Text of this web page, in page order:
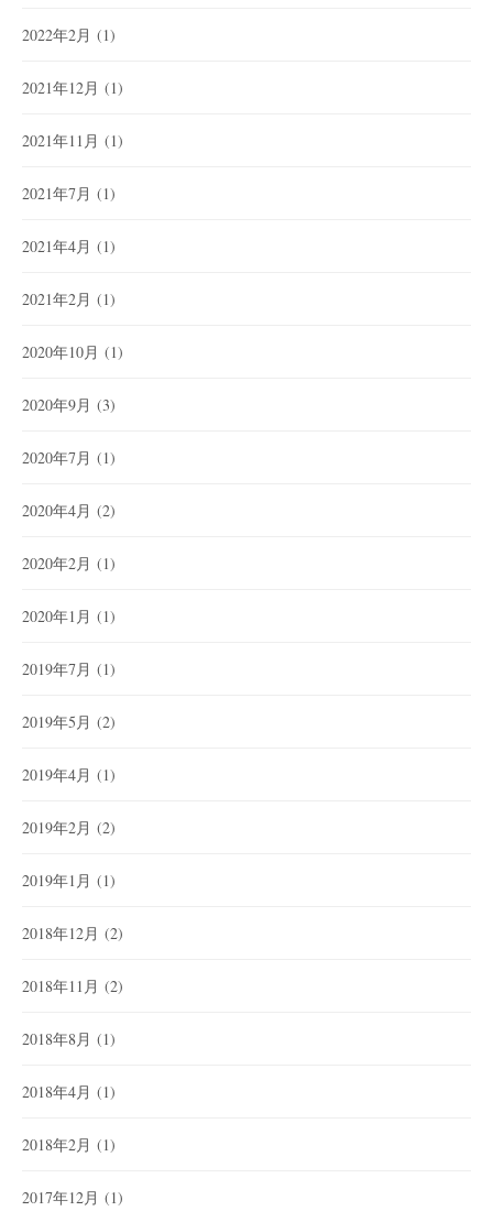
2022年2月 (1)
2021年12月 (1)
2021年11月 (1)
2021年7月 (1)
2021年4月 (1)
2021年2月 (1)
2020年10月 (1)
2020年9月 (3)
2020年7月 (1)
2020年4月 (2)
2020年2月 (1)
2020年1月 (1)
2019年7月 (1)
2019年5月 (2)
2019年4月 (1)
2019年2月 (2)
2019年1月 (1)
2018年12月 (2)
2018年11月 (2)
2018年8月 (1)
2018年4月 (1)
2018年2月 (1)
2017年12月 (1)